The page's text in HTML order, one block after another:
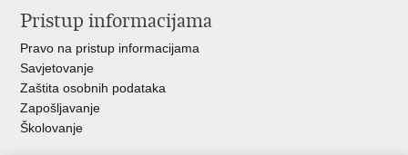
Pristup informacijama
Pravo na pristup informacijama
Savjetovanje
Zaštita osobnih podataka
Zapošljavanje
Školovanje